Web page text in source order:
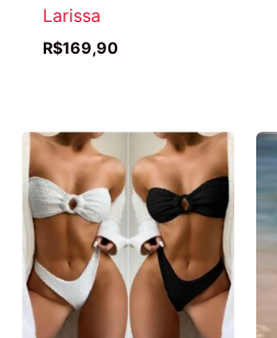
Larissa
R$169,90